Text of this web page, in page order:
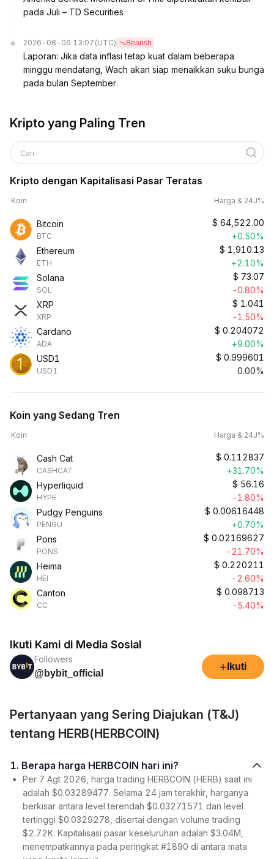
pada Juli – TD Securities
2026-08-06 13:07 (UTC) Bearish
Laporan: Jika data inflasi tetap kuat dalam beberapa
minggu mendatang, Wach akan siap menaikkan suku bunga
pada bulan September.
Kripto yang Paling Tren
Cari
Kripto dengan Kapitalisasi Pasar Teratas
Koin Harga & 24J%
Bitcoin
BTC
$ 64,522.00
+0.50%
Ethereum
ETH
$ 1,910.13
+2.10%
Solana
SOL
$ 73.07
-0.80%
XRP
XRP
$ 1.041
-1.50%
Cardano
ADA
$ 0.204072
+9.00%
USD1
USD1
$ 0.999601
0.00%
Koin yang Sedang Tren
Koin Harga & 24J%
Cash Cat
CASHCAT
$ 0.112837
+31.70%
Hyperliquid
HYPE
$ 56.16
-1.80%
Pudgy Penguins
PENGU
$ 0.00616448
+0.70%
Pons
PONS
$ 0.02169627
-21.70%
Heima
HEI
$ 0.220211
-2.60%
Canton
CC
$ 0.098713
-5.40%
Ikuti Kami di Media Sosial
Followers
@bybit_official
+ Ikuti
Pertanyaan yang Sering Diajukan (T&J)
tentang HERB(HERBCOIN)
1. Berapa harga HERBCOIN hari ini?
Per 7 Agt 2026, harga trading HERBCOIN (HERB) saat ini
adalah $0.03289477. Selama 24 jam terakhir, harganya
berkisar antara level terendah $0.03271571 dan level
tertinggi $0.0329278, disertai dengan volume trading
$2.72K. Kapitalisasi pasar keseluruhan adalah $3.04M,
menempatkannya pada peringkat #1890 di antara mata